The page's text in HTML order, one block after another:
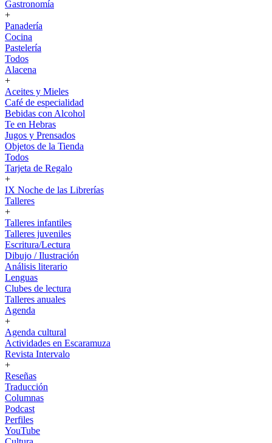
Gastronomía
+
Panadería
Cocina
Pastelería
Todos
Alacena
+
Aceites y Mieles
Café de especialidad
Bebidas con Alcohol
Te en Hebras
Jugos y Prensados
Objetos de la Tienda
Todos
Tarjeta de Regalo
+
IX Noche de las Librerías
Talleres
+
Talleres infantiles
Talleres juveniles
Escritura/Lectura
Dibujo / Ilustración
Análisis literario
Lenguas
Clubes de lectura
Talleres anuales
Agenda
+
Agenda cultural
Actividades en Escaramuza
Revista Intervalo
+
Reseñas
Traducción
Columnas
Podcast
Perfiles
YouTube